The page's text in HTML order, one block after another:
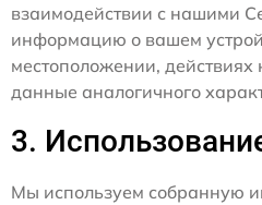
взаимодействии с нашими
информацию о вашем
местоположении, действиях
данные аналогичного
3.
Мы используем собранную